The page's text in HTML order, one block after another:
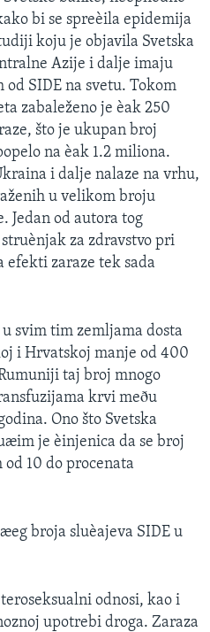
bi se spreèila epidemija
koju je objavila Svetska
Azije i dalje imaju
SIDE na svetu. Tokom
zabaleženo je èak 250
što je ukupan broj
na èak 1.2 miliona.
i dalje nalaze na vrhu,
u velikom broju
Jedan od autora tog
za zdravstvo pri
efekti zaraze tek sada
svim tim zemljama dosta
i Hrvatskoj manje od 400
taj broj mnogo
krvi meðu
Ono što Svetska
je èinjenica da se broj
10 do procenata
broja sluèajeva SIDE u
odnosi, kao i
upotrebi droga. Zaraza